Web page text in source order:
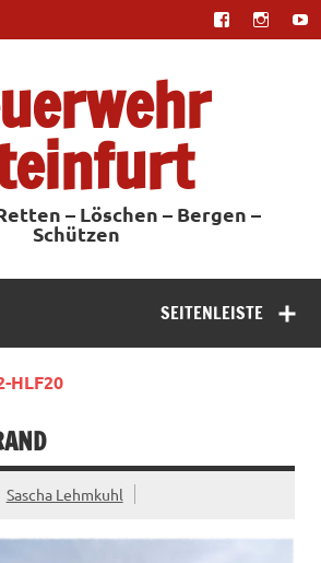
– Löschen – Bergen –
Schützen
SEITENLEISTE
HLF20
Sascha Lehmkuhl